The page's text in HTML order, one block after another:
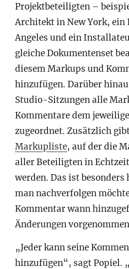
Projektbeteiligten –
Architekt in New York, ein
Angeles und ein
gleiche Dokumentenset
diesem Markups und
hinzufügen. Darüber
Studio-Sitzungen alle
Kommentare dem
zugeordnet. Zusätzlich
Markupliste, auf der die
aller Beteiligten in
werden. Das ist
man nachverfolgen
Kommentar wann
Änderungen
„Jeder kann seine
hinzufügen“, sagt Popiel.